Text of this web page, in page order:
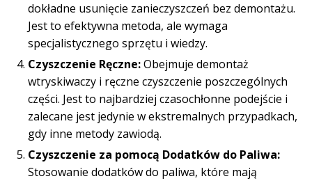
dokładne usunięcie zanieczyszczeń bez demontażu.
Jest to efektywna metoda, ale wymaga
specjalistycznego sprzętu i wiedzy.
Czyszczenie Ręczne:Obejmuje demontaż
wtryskiwaczy i ręczne czyszczenie poszczególnych
części. Jest to najbardziej czasochłonne podejście i
zalecane jest jedynie w ekstremalnych przypadkach,
gdy inne metody zawiodą.
Czyszczenie za pomocą Dodatków do Paliwa:
Stosowanie dodatków do paliwa, które mają